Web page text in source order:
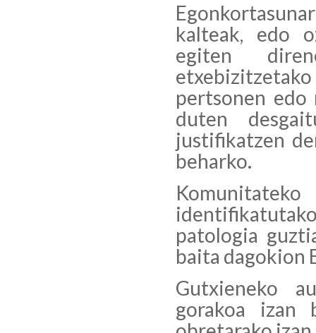
kalteak, edo
egiten
pertsonen edo
duten
justifikatzen
beharko.
patologia
baita dagokion
Gutxieneko
gorakoa izan